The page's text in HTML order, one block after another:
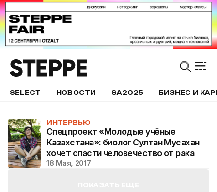
SELECT НОВОСТИ SA2025 БИЗНЕС И
ИНТЕРВЬЮ
Спецпроект «Молодые учёные
Казахстана»: биолог Султан Мусахан
хочет спасти человечество от рака
18 Мая, 2017